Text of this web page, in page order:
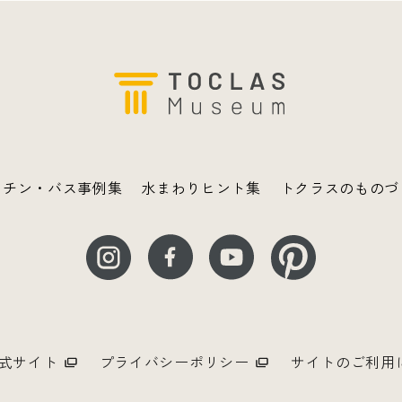
ン・バス事例集 水まわりヒント集 トクラスのもの
サイト プライバシーポリシー サイトのご利用